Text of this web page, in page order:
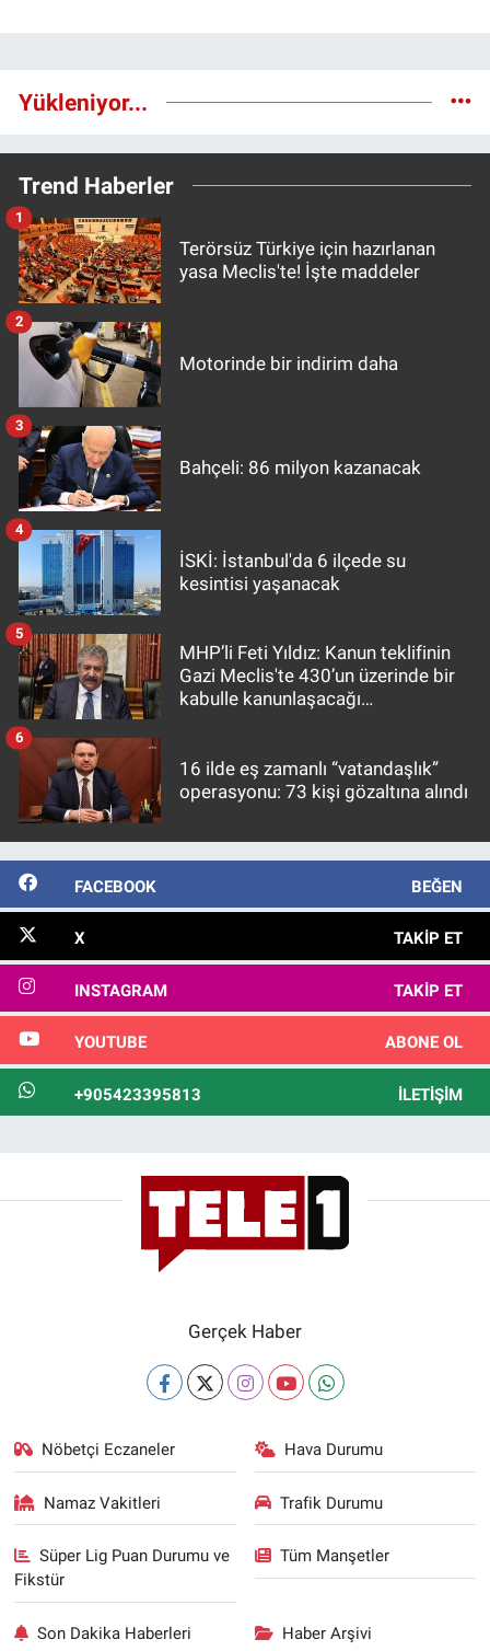
Yükleniyor...
Trend Haberler
Terörsüz Türkiye için hazırlanan
yasa Meclis'te! İşte maddeler
1
Motorinde bir indirim daha
2
Bahçeli: 86 milyon kazanacak
3
İSKİ: İstanbul'da 6 ilçede su
kesintisi yaşanacak
4
MHP’li Feti Yıldız: Kanun teklifinin
Gazi Meclis'te 430’un üzerinde bir
kabulle kanunlaşacağı
5
16 ilde eş zamanlı “vatandaşlık”
operasyonu: 73 kişi gözaltına alındı
6
FACEBOOK BEĞEN
X TAKIP ET
INSTAGRAM TAKIP ET
YOUTUBE ABONE OL
+905423395813 İLETIŞIM
Gerçek Haber
Nöbetçi Eczaneler Hava Durumu
Namaz Vakitleri Trafik Durumu
Süper Lig Puan Durumu ve
Fikstür
Tüm Manşetler
Son Dakika Haberleri Haber Arşivi